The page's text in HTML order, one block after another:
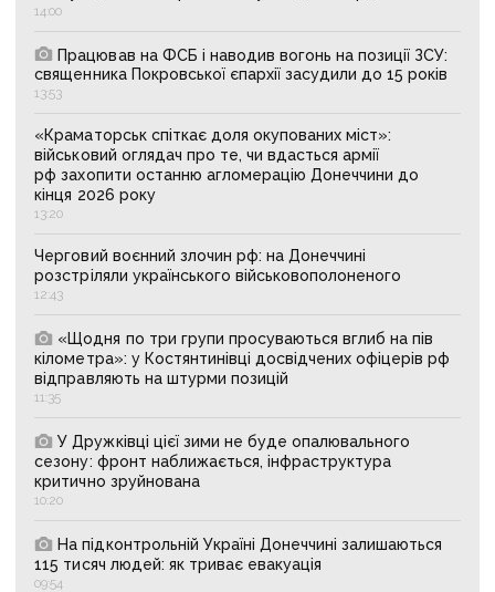
14:00
Працював на ФСБ і наводив вогонь на позиції ЗСУ:
священника Покровської єпархії засудили до 15 років
13:53
«Краматорськ спіткає доля окупованих міст»:
військовий оглядач про те, чи вдасться армії
рф захопити останню агломерацію Донеччини до
кінця 2026 року
13:20
Черговий воєнний злочин рф: на Донеччині
розстріляли українського військовополоненого
12:43
«Щодня по три групи просуваються вглиб на пів
кілометра»: у Костянтинівці досвідчених офіцерів рф
відправляють на штурми позицій
11:35
У Дружківці цієї зими не буде опалювального
сезону: фронт наближається, інфраструктура
критично зруйнована
10:20
На підконтрольній Україні Донеччині залишаються
115 тисяч людей: як триває евакуація
09:54